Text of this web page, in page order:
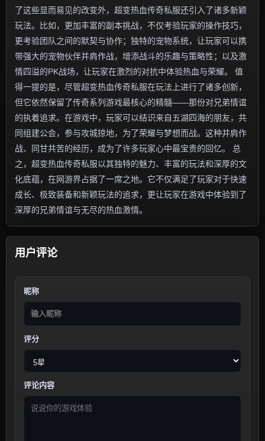
了这些显而易见的改变外，超变热血传奇私服还引入了诸多新颖
玩法。比如，更加丰富的副本挑战，不仅考验玩家的操作技巧，
更考验团队之间的默契与协作；独特的宠物系统，让玩家可以携
带强大的宠物伙伴并肩作战，增添战斗的乐趣与策略性；以及激
情四溢的PK战场，让玩家在激烈的对抗中体验热血与荣耀。 值
得一提的是，尽管超变热血传奇私服在玩法上进行了诸多创新，
但它依然保留了传奇系列游戏最核心的精髓——那份对兄弟情谊
的执着追求。在游戏中，玩家可以结识来自五湖四海的朋友，共
同组建公会，参与攻城掠地，为了荣耀与梦想而战。这种并肩作
战、同甘共苦的经历，成为了许多玩家心中最宝贵的回忆。 总
之，超变热血传奇私服以其独特的魅力、丰富的玩法和深厚的文
化底蕴，在网游界占据了一席之地。它不仅满足了玩家对于快速
成长、极致装备和新颖玩法的追求，更让玩家在游戏中体验到了
深厚的兄弟情谊与无尽的热血激情。
用户评论
昵称
评分
评论内容